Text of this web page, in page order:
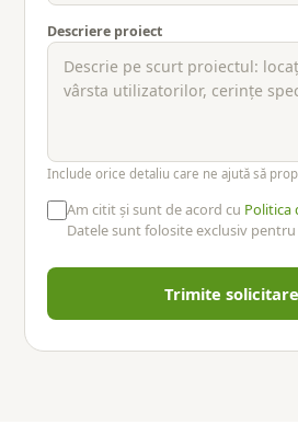
Descriere proiect
Include orice detaliu care ne ajută să
Am citit și sunt de acord cu Politica
Datele sunt folosite exclusiv
Trimite